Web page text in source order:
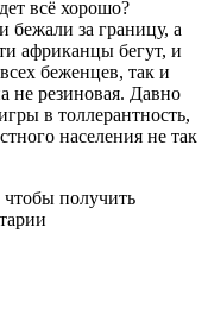
всё хорошо?
за границу, а
африканцы бегут, и
беженцев, так и
не резиновая. Давно
в толлерантность,
населения не так
чтобы получить